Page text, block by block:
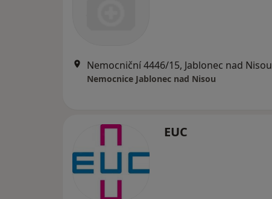
Nemocniční 4446/15, Jablonec nad Nisou
Nemocnice Jablonec nad Nisou
EUC